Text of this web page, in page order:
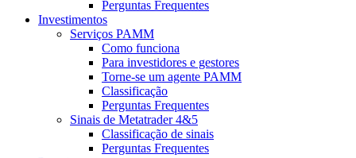
Perguntas Frequentes
Investimentos
Serviços PAMM
Como funciona
Para investidores e gestores
Torne-se um agente PAMM
Classificação
Perguntas Frequentes
Sinais de Metatrader 4&5
Classificação de sinais
Perguntas Frequentes